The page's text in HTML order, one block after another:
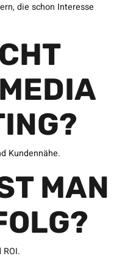
die schon Interesse
Kundennähe.
MAN